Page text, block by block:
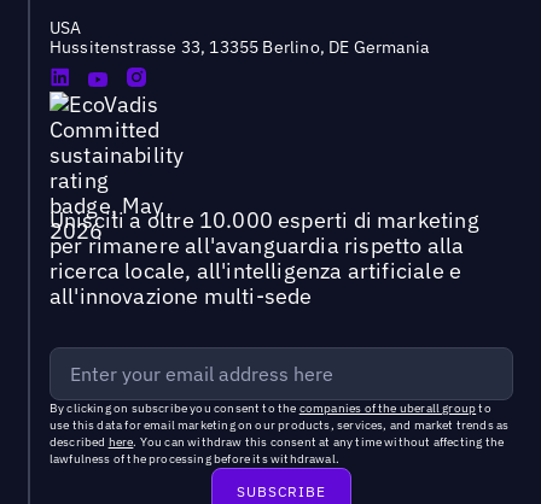
USA
Hussitenstrasse 33, 13355 Berlino, DE Germania
Unisciti a oltre 10.000 esperti di marketing
per rimanere all'avanguardia rispetto alla
ricerca locale, all'intelligenza artificiale e
all'innovazione multi-sede
By clicking on subscribe you consent to the companies of the uberall groupto
use this data for email marketing on our products, services, and market trends as
described here. You can withdraw this consent at any time without affecting the
lawfulness of the processing before its withdrawal.